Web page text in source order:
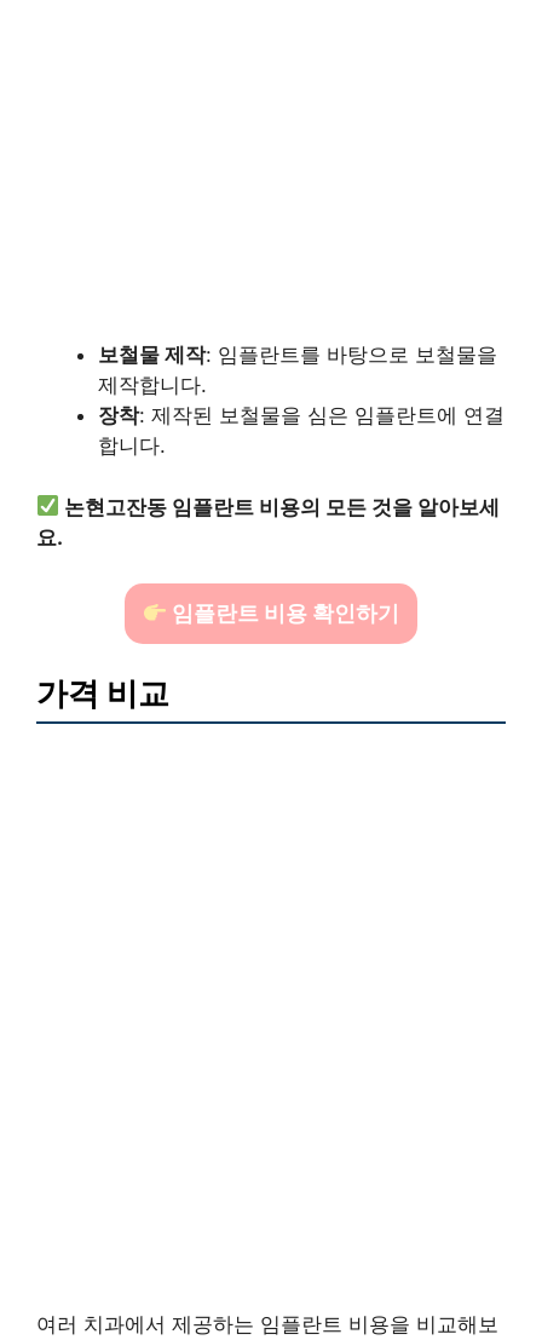
보철물 제작: 임플란트를 바탕으로 보철물을
제작합니다.
장착: 제작된 보철물을 심은 임플란트에 연결
합니다.
논현고잔동 임플란트 비용의 모든 것을 알아보세
요.
임플란트 비용 확인하기
가격 비교
여러 치과에서 제공하는 임플란트 비용을 비교해보